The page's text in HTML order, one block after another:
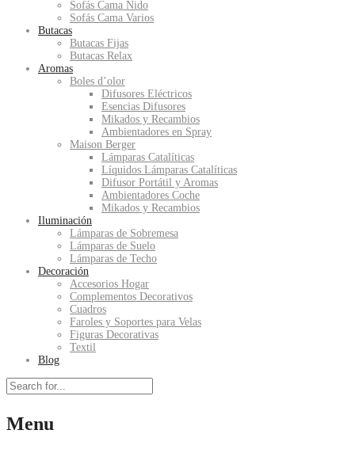
Sofás Cama Nido
Sofás Cama Varios
Butacas
Butacas Fijas
Butacas Relax
Aromas
Boles d’olor
Difusores Eléctricos
Esencias Difusores
Mikados y Recambios
Ambientadores en Spray
Maison Berger
Lámparas Catalíticas
Líquidos Lámparas Catalíticas
Difusor Portátil y Aromas
Ambientadores Coche
Mikados y Recambios
Iluminación
Lámparas de Sobremesa
Lámparas de Suelo
Lámparas de Techo
Decoración
Accesorios Hogar
Complementos Decorativos
Cuadros
Faroles y Soportes para Velas
Figuras Decorativas
Textil
Blog
Menu